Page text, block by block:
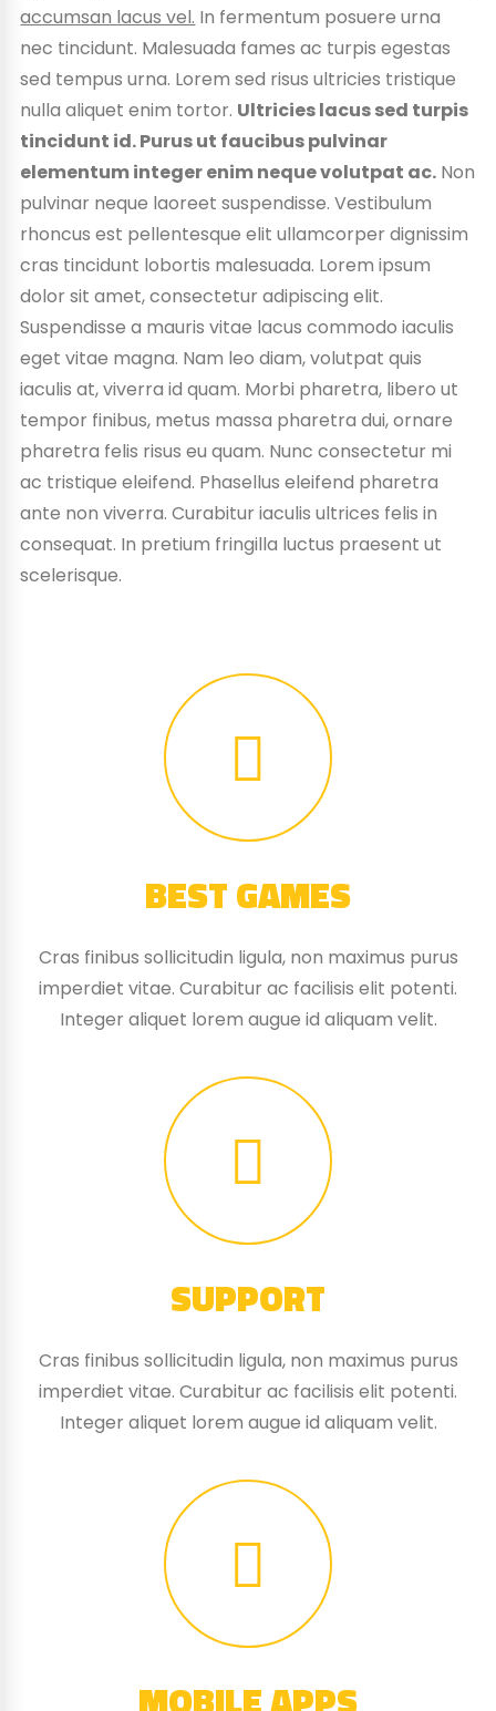
accumsan lacus vel. In fermentum posuere urna
nec tincidunt. Malesuada fames ac turpis egestas
sed tempus urna. Lorem sed risus ultricies tristique
nulla aliquet enim tortor. Ultricies lacus sed turpis
tincidunt id. Purus ut faucibus pulvinar
elementum integer enim neque volutpat ac. Non
pulvinar neque laoreet suspendisse. Vestibulum
rhoncus est pellentesque elit ullamcorper dignissim
cras tincidunt lobortis malesuada. Lorem ipsum
dolor sit amet, consectetur adipiscing elit.
Suspendisse a mauris vitae lacus commodo iaculis
eget vitae magna. Nam leo diam, volutpat quis
iaculis at, viverra id quam. Morbi pharetra, libero ut
tempor finibus, metus massa pharetra dui, ornare
pharetra felis risus eu quam. Nunc consectetur mi
ac tristique eleifend. Phasellus eleifend pharetra
ante non viverra. Curabitur iaculis ultrices felis in
consequat. In pretium fringilla luctus praesent ut
scelerisque.
BEST GAMES
Cras finibus sollicitudin ligula, non maximus purus
imperdiet vitae. Curabitur ac facilisis elit potenti.
Integer aliquet lorem augue id aliquam velit.
SUPPORT
Cras finibus sollicitudin ligula, non maximus purus
imperdiet vitae. Curabitur ac facilisis elit potenti.
Integer aliquet lorem augue id aliquam velit.